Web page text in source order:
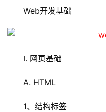
Web开发基础
I. 网页基础
A. HTML
1、结构标签